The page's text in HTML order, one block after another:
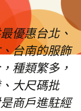
優惠台北、
台南的服飾
種類繁多，
大尺碼批
商戶進駐經